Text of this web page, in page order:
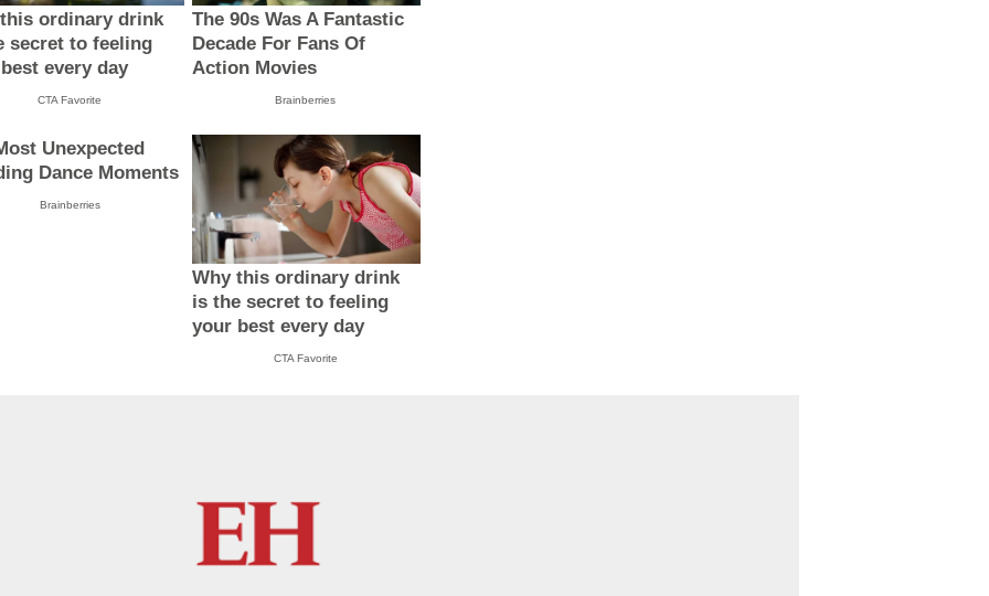
ordinary drink
secret to feeling
every day
CTA Favorite
The 90s Was A Fantastic
Decade For Fans Of
Action Movies
Brainberries
Unexpected
Dance Moments
Brainberries
Why this ordinary drink
is the secret to feeling
your best every day
CTA Favorite